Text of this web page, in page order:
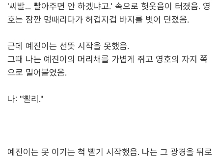
'씨발... 빨아주면 안 하겠냐고.' 속으로 헛웃음이 터졌음. 영
호는 잠깐 멍때리다가 허겁지겁 바지를 벗어 던졌음.
근데 예진이는 선뜻 시작을 못했음.
그때 나는 예진이의 머리채를 가볍게 쥐고 영호의 자지 쪽
으로 밀어붙였음.
나: "빨리."
예진이는 못 이기는 척 빨기 시작했음. 나는 그 광경을 뒤로